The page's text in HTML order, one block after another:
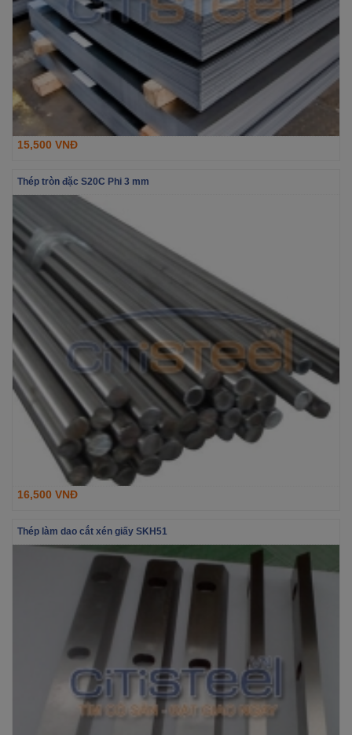
15,500 VNĐ
Thép tròn đặc S20C Phi 3 mm
16,500 VNĐ
Thép làm dao cắt xén giấy SKH51